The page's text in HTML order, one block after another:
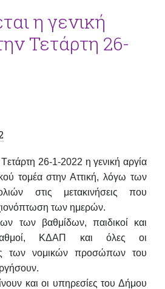
η γενική
Τετάρτη 26-
Τετάρτη 26-1-2022 η γενική αργία
τομέαστην Αττική, λόγω των
στις μετακινήσεις που
των ημερών.
των βαθμίδων, παιδικοί και
ΚΔΑΠ και όλες οι
των νομικών προσώπων του
.
και οι υπηρεσίες του Δήμου